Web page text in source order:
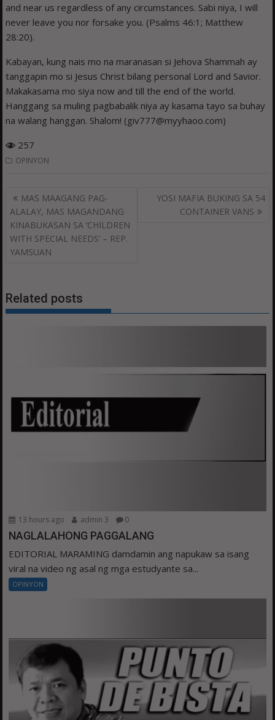
and near us regardless of any circumstances. Sabi niya, I will
never leave you nor forsake you. (Psalms 46:1; Matthew
28:20).
Kabayan, kung nais mo na maranasan si Jehova Shammah ay
tanggapin mo si Jesus Christ bilang personal Lord and Savior.
Makakasama mo siya now and till the end of the world.
Hanggang sa muling pagbabalik niya ay kasama tayo sa buhay
na walang hanggan. Shalom! (giv777@myyhaoo.com)
257
OPINYON
Post
navigation
MAS MAAGANG PAG-
ALALAY, MAS MAGANDANG
KINABUKASAN SA ‘CHILDREN
WITH SPECIAL NEEDS’ – REP.
YAMSUAN
YOSI MAFIA BUKING SA 54
CONTAINER VANS
Related posts
13 hours ago admin 3 0
NAGLALAHONG PAGGALANG
EDITORIAL MARAMING damdamin ang napukaw sa isang
viral na video ng asal ng mga estudyante sa...
OPINYON